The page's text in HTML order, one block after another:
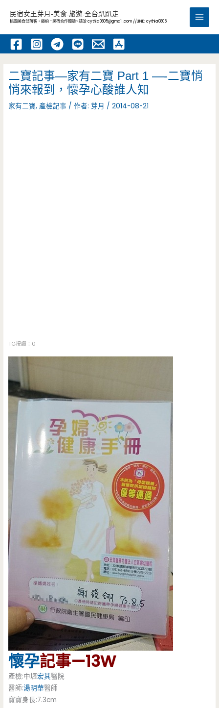
內
民宿女王芽月-美食.旅遊.全台趴趴走
桃園美食部落客，邀約 -民宿合作體驗~ 請洽cythia0805@gmail.com //LINE: cythia0805
Main
二寶記事—家有二寶 Part 1 —-二寶悄
悄來報到，懷孕心酸誰人知
家有二寶, 產檢記事 / 作者:芽月 /2014-08-21
TG按讚：0
懷孕記事—13W
產檢:中壢宏其醫院
醫師:湯明華醫師
寶寶身長:7.3cm